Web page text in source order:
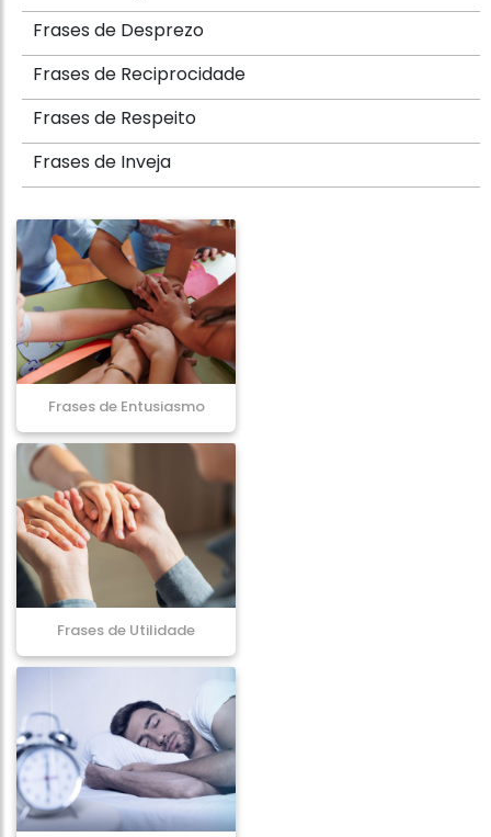
Frases de Desprezo
Frases de Reciprocidade
Frases de Respeito
Frases de Inveja
Frases de Entusiasmo
Frases de Utilidade